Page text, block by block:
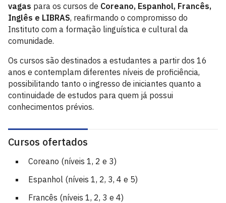
vagas para os cursos de Coreano, Espanhol, Francês,
Inglês e LIBRAS, reafirmando o compromisso do
Instituto com a formação linguística e cultural da
comunidade.
Os cursos são destinados a estudantes a partir dos 16
anos e contemplam diferentes níveis de proficiência,
possibilitando tanto o ingresso de iniciantes quanto a
continuidade de estudos para quem já possui
conhecimentos prévios.
Cursos ofertados
Coreano (níveis 1, 2 e 3)
Espanhol (níveis 1, 2, 3, 4 e 5)
Francês (níveis 1, 2, 3 e 4)